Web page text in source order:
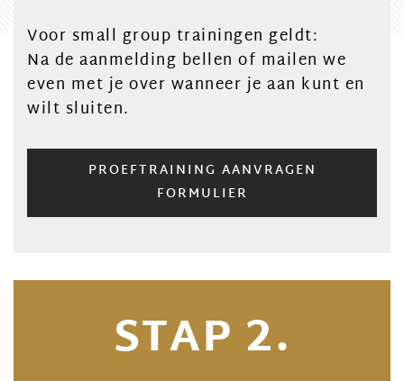
Voor small group trainingen geldt:
Na de aanmelding bellen of mailen we
even met je over wanneer je aan kunt en
wilt sluiten.
PROEFTRAINING AANVRAGEN
FORMULIER
STAP 2.